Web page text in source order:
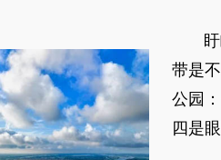
盱眙
带是
公园
四是